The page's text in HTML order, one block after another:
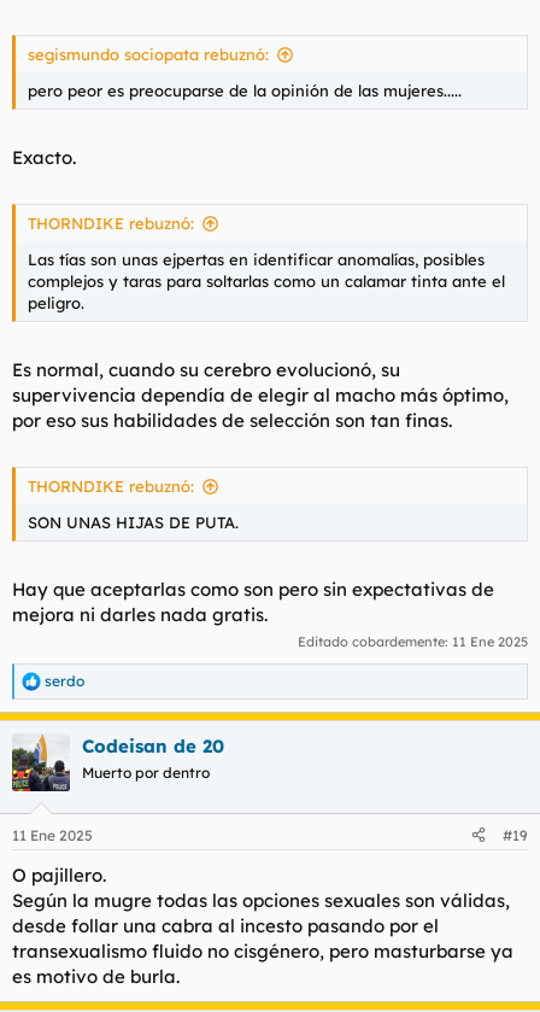
segismundo sociopata rebuznó:
pero peor es preocuparse de la opinión de las mujeres.....
Exacto.
THORNDIKE rebuznó:
Las tías son unas ejpertas en identificar anomalías, posibles
complejos y taras para soltarlas como un calamar tinta ante el
peligro.
Es normal, cuando su cerebro evolucionó, su
supervivencia dependía de elegir al macho más óptimo,
por eso sus habilidades de selección son tan finas.
THORNDIKE rebuznó:
SON UNAS HIJAS DE PUTA.
Hay que aceptarlas como son pero sin expectativas de
mejora ni darles nada gratis.
Editado cobardemente: 11 Ene 2025
R
e
a
c
c
i
e
:
serdo
Codeisan de 20
Muerto por dentro
11 Ene 2025 #19
O pajillero.
Según la mugre todas las opciones sexuales son válidas,
desde follar una cabra al incesto pasando por el
transexualismo fluido no cisgénero, pero masturbarse ya
es motivo de burla.